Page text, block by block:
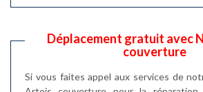
Déplacement gratuit avec
couverture
Si vous faites appel aux services de